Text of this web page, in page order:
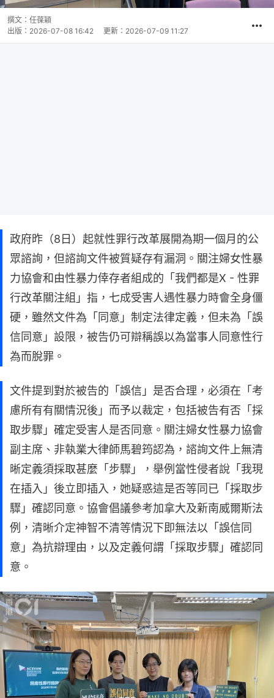
撰文： 任葆穎
出版： 2026-07-08 16:42 更新： 2026-07-09 11:27
政府昨（8日）起就性罪行改革展開為期一個月的公
眾諮詢，但諮詢文件被質疑存有漏洞。關注婦女性暴
力協會和由性暴力倖存者組成的「我們都是X - 性罪
行改革關注組」指，七成受害人遇性暴力時會全身僵
硬，雖然文件為「同意」制定法律定義，但未為「誤
信同意」設限，被告仍可辯稱誤以為當事人同意性行
為而脫罪。
文件提到對於被告的「誤信」是否合理，必須在「考
慮所有有關情況後」而予以裁定，包括被告有否「採
取步驟」確定受害人是否同意。關注婦女性暴力協會
副主席、非執業大律師馬碧筠認為，諮詢文件上無清
晰定義須採取甚麼「步驟」，舉例當性侵者說「我現
在插入」後立即插入，她疑惑這是否等同已「採取步
驟」確認同意。協會倡議參考加拿大及新南威爾斯法
例，清晰介定神智不清等情況下即無法以「誤信同
意」為抗辯理由，以及定義何謂「採取步驟」確認同
意。